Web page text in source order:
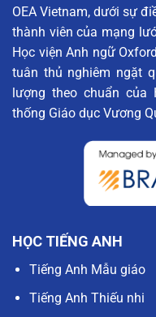
OEA Vietnam, dưới sự
thành viên của mạng
Học viện Anh ngữ
tuân thủ nghiêm ngặt
lượng theo chuẩn của
thống Giáo dục Vương
HỌC TIẾNG ANH
Tiếng Anh Mẫu giáo
Tiếng Anh Thiếu nhi